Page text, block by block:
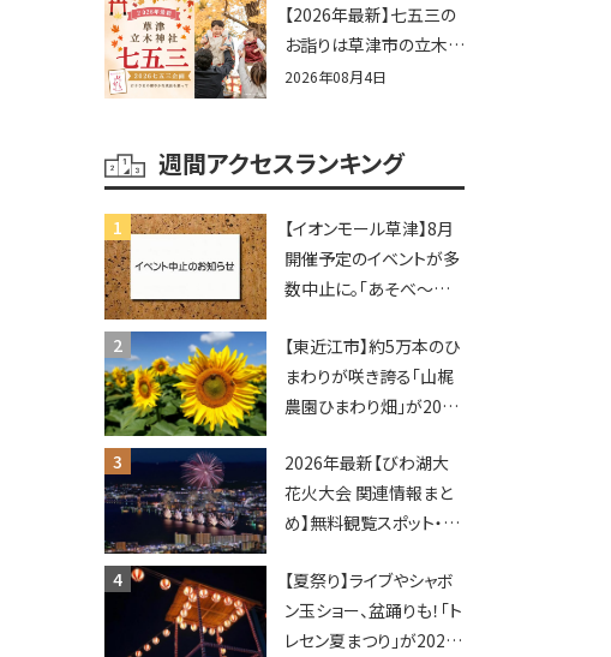
ママベビーフェスタ
2026！親子で楽しもう
♪inピエリ守山
【2026年最新】七五三の
お詣りは草津市の立木神
社へ♪七五三お祝い企
2026年08月4日
週間アクセスランキング
【イオンモール草津】8月
開催予定のイベントが多
数中止に。「あそべ〜る
ショーなど
【東近江市】約5万本のひ
まわりが咲き誇る「山梶
農園ひまわり畑」が2026
ポットやキッチンカーも
登場！何度も入園できる
フリーパスも販売★
2026年最新【びわ湖大
花火大会 関連情報まと
め】無料観覧スポット・同
ップ・交通規制に近隣施
設の駐車場情報なども
要チェック★
【夏祭り】ライブやシャボ
ン玉ショー、盆踊りも！「ト
レセン夏まつり」が2026